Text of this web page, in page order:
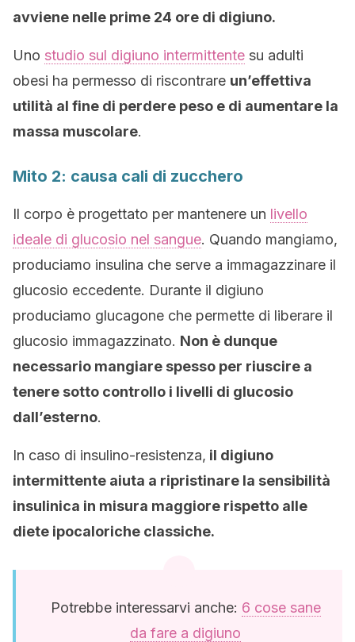
avviene nelle prime 24 ore di digiuno.
Uno studio sul digiuno intermittente su adulti
obesi ha permesso di riscontrare un’effettiva
utilità al fine di perdere peso e di aumentare la
massa muscolare.
Mito 2: causa cali di zucchero
Il corpo è progettato per mantenere un livello
ideale di glucosio nel sangue. Quando mangiamo,
produciamo insulina che serve a immagazzinare il
glucosio eccedente. Durante il digiuno
produciamo glucagone che permette di liberare il
glucosio immagazzinato. Non è dunque
necessario mangiare spesso per riuscire a
tenere sotto controllo i livelli di glucosio
dall’esterno.
In caso di insulino-resistenza, il digiuno
intermittente aiuta a ripristinare la sensibilità
insulinica in misura maggiore rispetto alle
diete ipocaloriche classiche.
Potrebbe interessarvi anche: 6 cose sane
da fare a digiuno